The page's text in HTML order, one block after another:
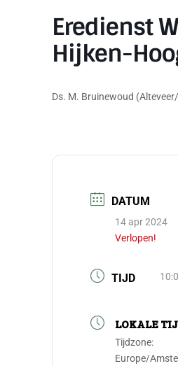
Eredienst
Hijken-
Ds. M. Bruinewoud
DATUM
14 apr 2024
Verlopen!
TIJD
LOKALE
Tijdzone:
Europe/